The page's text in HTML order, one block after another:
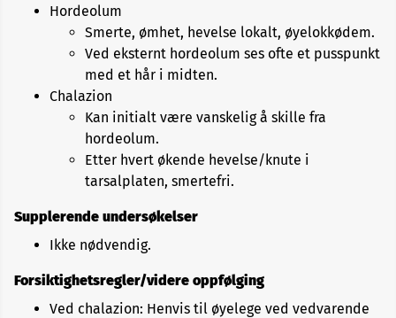
Hordeolum
Smerte, ømhet, hevelse lokalt, øyelokkødem.
Ved eksternt hordeolum ses ofte et pusspunkt
med et hår i midten.
Chalazion
Kan initialt være vanskelig å skille fra
hordeolum.
Etter hvert økende hevelse/knute i
tarsalplaten, smertefri.
Supplerende undersøkelser
Ikke nødvendig.
Forsiktighetsregler/videre oppfølging
Ved chalazion: Henvis til øyelege ved vedvarende